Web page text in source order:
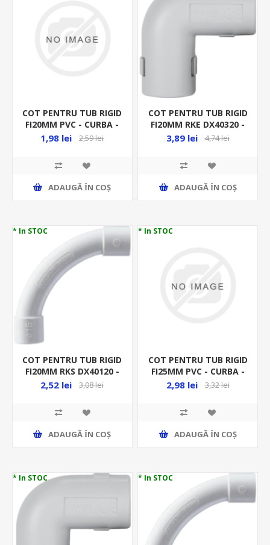
COT PENTRU TUB RIGID
FI20MM PVC - CURBA -
RACORD RIGID
1,98 lei 2,59 lei
ADAUGĂ ȊN COŞ
COT PENTRU TUB RIGID
FI20MM RKE DX40320 -
90GR - RACORD RIGID
3,89 lei 4,74 lei
ADAUGĂ ȊN COŞ
* In STOC
COT PENTRU TUB RIGID
FI20MM RKS DX40120 -
CURBA - RACORD RIGID
2,52 lei 3,08 lei
ADAUGĂ ȊN COŞ
* In STOC
COT PENTRU TUB RIGID
FI25MM PVC - CURBA -
RACORD RIGID
2,98 lei 3,32 lei
ADAUGĂ ȊN COŞ
* In STOC * In STOC